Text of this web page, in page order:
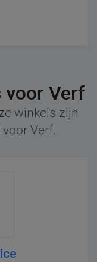
voor Verf
winkels zijn
Verf.